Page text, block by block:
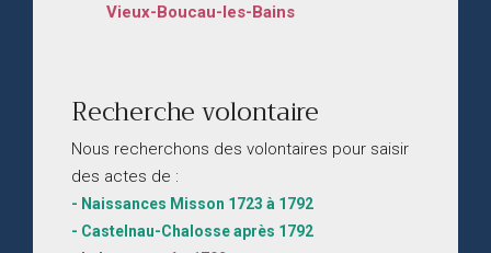
Vieux-Boucau-les-Bains
Recherche volontaire
Nous recherchons des volontaires pour saisir
des actes de :
- Naissances Misson 1723 à 1792
- Castelnau-Chalosse après 1792